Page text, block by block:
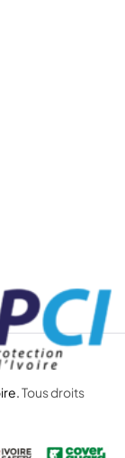
Tous droits